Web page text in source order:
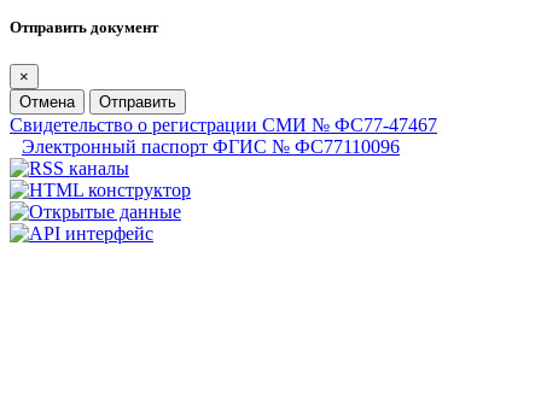
Отправить документ
×
Отмена
Отправить
Свидетельство о регистрации СМИ № ФС77-47467
Электронный паспорт ФГИС № ФС77110096